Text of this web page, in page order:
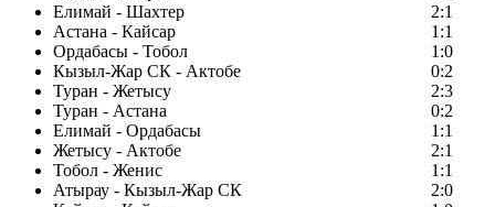
Елимай - Шахтер
2:1
Астана - Кайсар
1:1
Ордабасы - Тобол
1:0
Кызыл-Жар СК - Актобе
0:2
Туран - Жетысу
2:3
Туран - Астана
0:2
Елимай - Ордабасы
1:1
Жетысу - Актобе
2:1
Тобол - Женис
1:1
Атырау - Кызыл-Жар СК
2:0